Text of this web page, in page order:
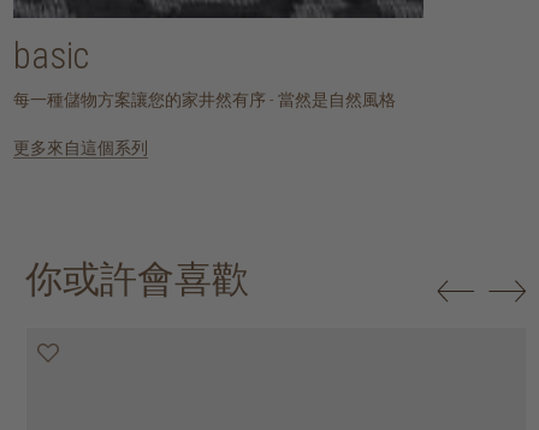
basic
每一種儲物方案讓您的家井然有序 - 當然是自然風格
更多來自這個系列
你或許會喜歡